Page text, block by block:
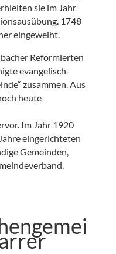
sie im Jahr
1748
eingeweiht.
Reformierten
evangelisch-
zusammen. Aus
heute
Im Jahr 1920
eingerichteten
Gemeinden,